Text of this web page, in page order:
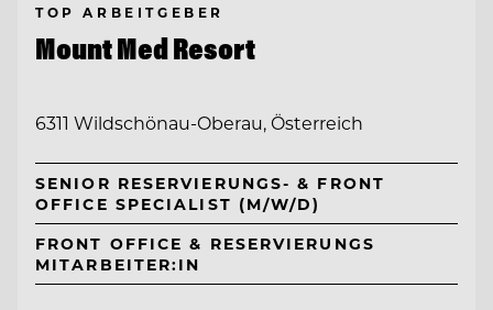
TOP ARBEITGEBER
Mount Med Resort
6311 Wildschönau-Oberau, Österreich
SENIOR RESERVIERUNGS- & FRONT
OFFICE SPECIALIST (M/W/D)
FRONT OFFICE & RESERVIERUNGS
MITARBEITER:IN